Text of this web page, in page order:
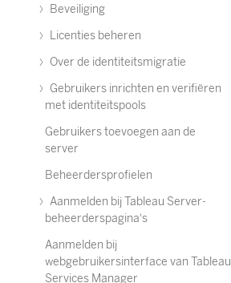
Beveiliging
Licenties beheren
Over de identiteitsmigratie
Gebruikers inrichten en verifiëren
met identiteitspools
Gebruikers toevoegen aan de
server
Beheerdersprofielen
Aanmelden bij Tableau Server-
beheerderspagina's
Aanmelden bij
webgebruikersinterface van Tableau
Services Manager